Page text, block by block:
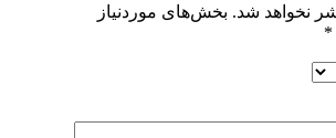
نخواهد شد. بخش‌های موردنیاز
*